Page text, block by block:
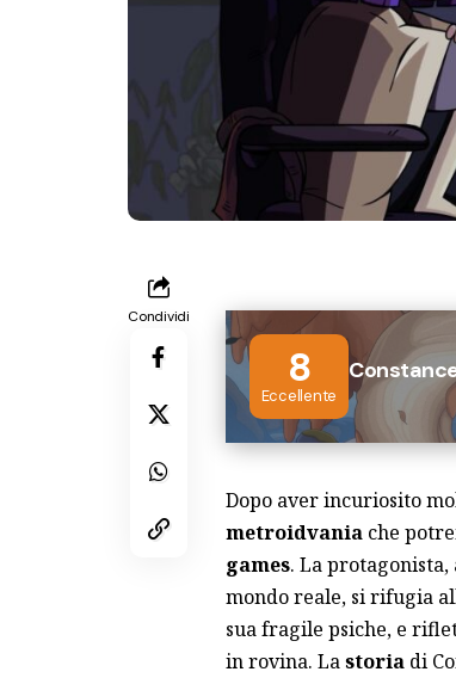
Condividi
8
Eccellente
Dopo aver incuriosito
metroidvaniache
games. La protagonista,
mondo reale, si rifugia
sua fragile psiche, e
in rovina. Lastoriadi